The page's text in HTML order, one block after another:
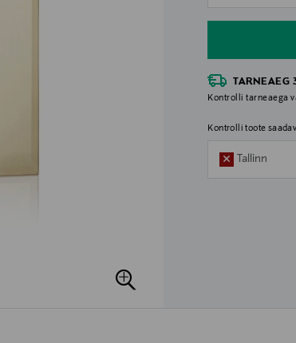
TARNEAEG
Kontrolli tarneaega
Kontrolli toote
Tallinn